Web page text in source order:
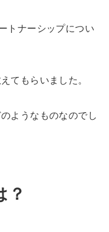
トナーシップについ
てもらいました。
ようなものなのでし
？